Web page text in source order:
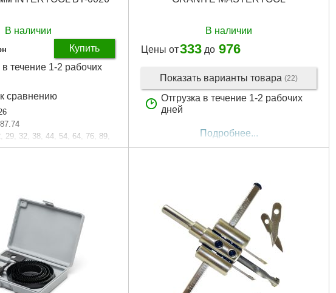
В наличии
Купить
в течение 1-2 рабочих
сравнению
29, 32, 38, 44, 54, 64, 76, 89,
220x150x45 мм
Подробнее...
В наличии
Цены от333 до 976
Показать варианты товара (22)
Отгрузка в течение 1-2 рабочих
дней
Подробнее...